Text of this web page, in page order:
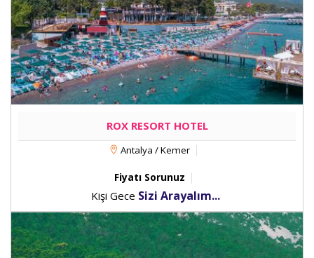
ROX RESORT HOTEL
Antalya / Kemer
Fiyatı Sorunuz
Kişi Gece Sizi Arayalım...